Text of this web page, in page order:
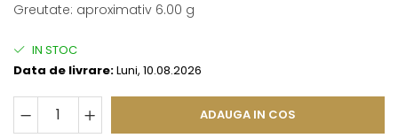
Greutate: aproximativ 6.00 g
IN STOC
Data de livrare:Luni, 10.08.2026
ADAUGA IN COS